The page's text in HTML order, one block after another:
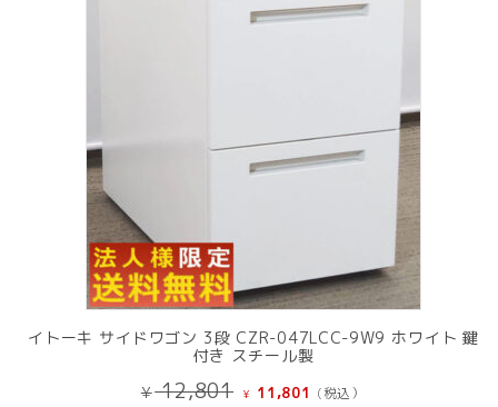
イトーキ サイドワゴン 3段 CZR-047LCC-9W9 ホワイト 鍵
付き スチール製
¥12,801 元
¥ 11,801 現
(税込）